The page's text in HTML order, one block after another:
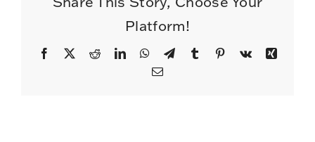
Platform!
Facebook
X RedditLinkedInWhatsApp
TelegramTumblrPinterest
Vk
Xing
E-